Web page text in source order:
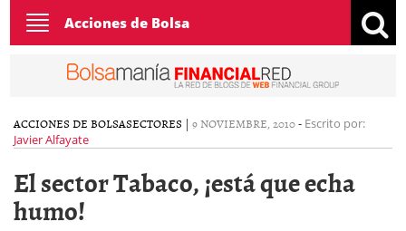
Toggle
navigation
Acciones de Bolsa
ACCIONES DE BOLSASECTORES | 9 NOVIEMBRE, 2010- Escrito por:
Javier Alfayate
El sector Tabaco, ¡está que echa
humo!